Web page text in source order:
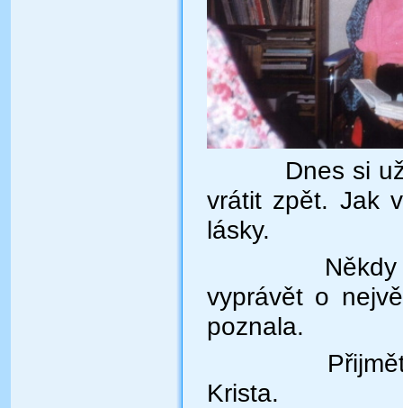
Dnes si
vrátit zpět. Jak
lásky.
Někdy
vyprávět o
poznala.
Přijměte
Krista.